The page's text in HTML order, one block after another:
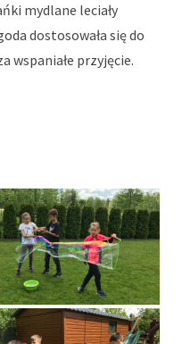
mydlane leciały
dostosowała się do
wspaniałe przyjęcie.